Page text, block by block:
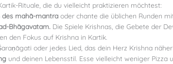
Rituale, die du vielleicht praktizieren möchtest:
des mahā-mantra oder chante die üblichen Runden
Bhāgavatam. Die Spiele Krishnas, die Gebete der
den Fokus auf Krishna in Kartik.
oder jedes Lied, das dein Herz Krishna
und deinen Lebensstil. Esse vielleicht weniger Pizza